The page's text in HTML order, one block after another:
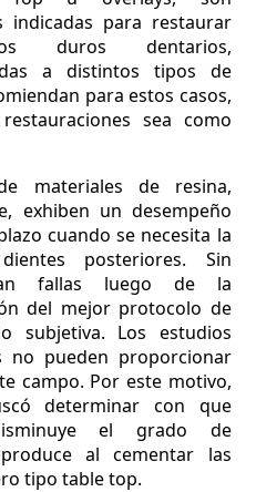
indicadas para restaurar
duros dentarios,
a distintos tipos de
para estos casos,
sea como
materiales de resina,
exhiben un desempeño
cuando se necesita la
posteriores. Sin
fallas luego de la
del mejor protocolo de
subjetiva. Los estudios
no pueden proporcionar
campo. Por este motivo,
determinar con que
el grado de
al cementar las
tipo table top.